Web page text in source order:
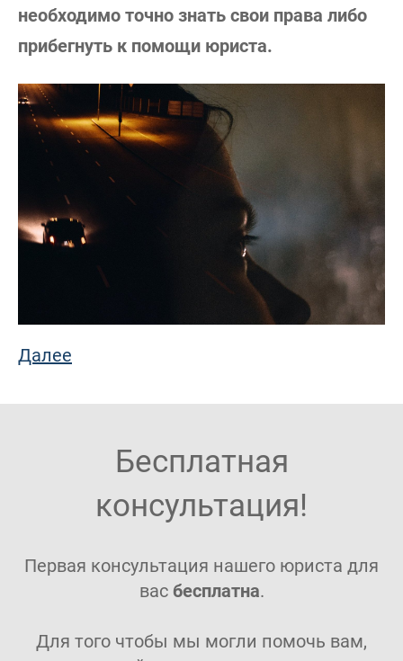
необходимо точно знать свои права либо
прибегнуть к помощи юриста.
Далее
Бесплатная
консультация!
Первая консультация нашего юриста для
вас бесплатна.
Для того чтобы мы могли помочь вам,